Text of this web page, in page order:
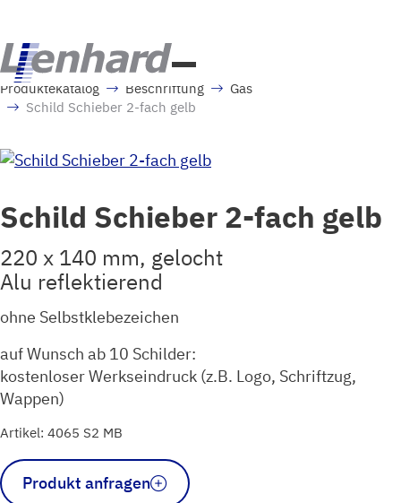
Produktekatalog Beschriftung
Gas
Schild Schieber 2-fach gelb
Schild Schieber 2-fach gelb
220 x 140 mm, gelocht
Alu reflektierend
ohne Selbstklebezeichen
auf Wunsch ab 10 Schilder:
kostenloser Werkseindruck (z.B. Logo, Schriftzug,
Wappen)
Artikel: 4065 S2 MB
Schild
Schieber
Produkt anfragen